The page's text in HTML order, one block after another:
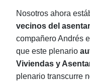
Nosotros ahora
vecinos del
compañero Andrés
que este plenario
Viviendas y
plenario transcurre